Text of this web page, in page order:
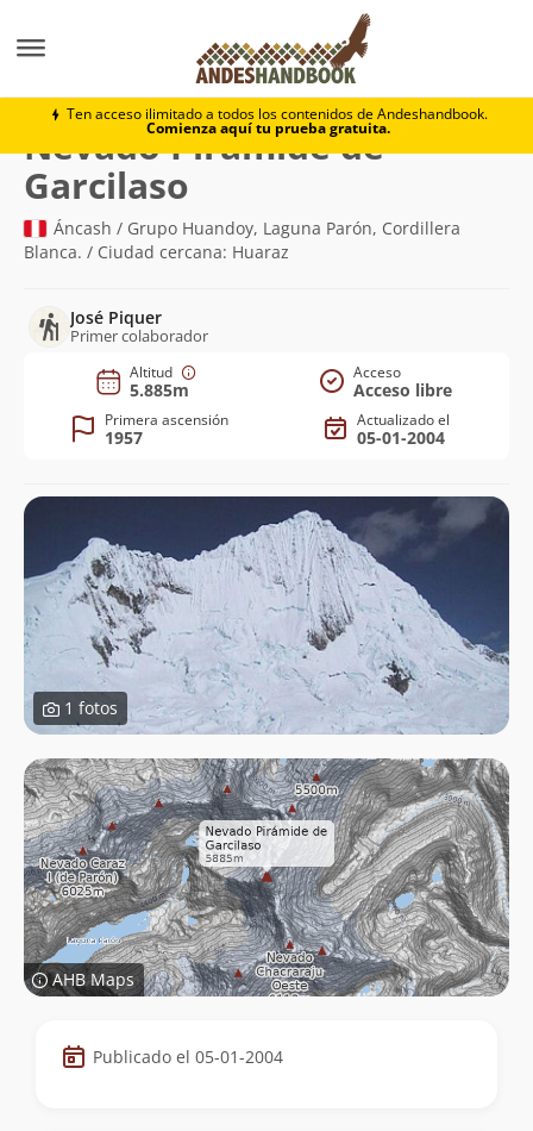
Ten acceso ilimitado a todos los contenidos de Andeshandbook.
Comienza aquí tu prueba gratuita.
Nevado Pirámide de Garcilaso
Nevado Pirámide de
Garcilaso
Áncash / Grupo Huandoy, Laguna Parón, Cordillera
Blanca. / Ciudad cercana: Huaraz
José Piquer
Primer colaborador
Altitud
5.885m
Acceso
Acceso libre
Primera ascensión
1957
Actualizado el
05-01-2004
1 fotos
AHB Maps
Datos
de
Publicado el 05-01-2004